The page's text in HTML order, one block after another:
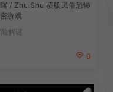
/ ZhuiShu 横版民俗恐怖
游戏
险解谜
0